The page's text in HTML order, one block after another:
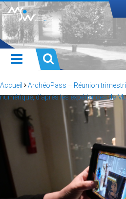
Accueil
ArchéoPass – Réunion
numérique, d’après les expériences de